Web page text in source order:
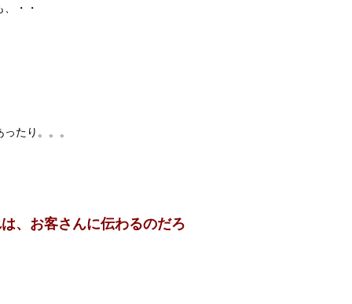
・・
たり。。。
、お客さんに伝わるのだろ